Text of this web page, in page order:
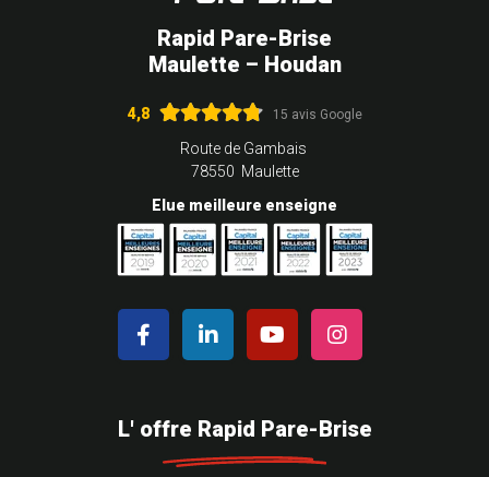
Rapid Pare-Brise
Maulette – Houdan
4,8 15 avis Google
Route de Gambais
78550 Maulette
Elue meilleure enseigne
L' offre Rapid Pare-Brise